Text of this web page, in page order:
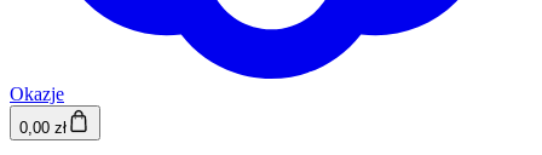
Okazje
0,00 zł